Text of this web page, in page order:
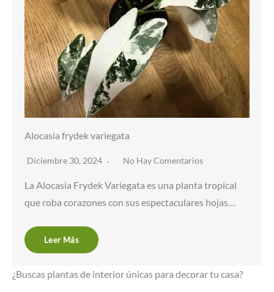
Alocasia frydek variegata
Diciembre 30, 2024 No Hay Comentarios
La Alocasia Frydek Variegata es una planta tropical
que roba corazones con sus espectaculares hojas…
Leer Más
¿Buscas plantas de interior únicas para decorar tu casa?